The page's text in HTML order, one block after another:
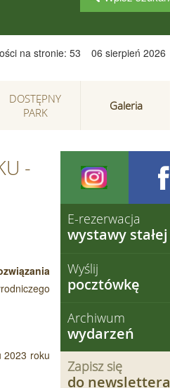
na stronie: 53 06 sierpień 2026
DOSTĘPNY
PARK
Galeria
-
2023 roku
E-rezerwacja
wystawy stałej
Wyślij
pocztówkę
Archiwum
wydarzeń
Zapisz się
do newslettera